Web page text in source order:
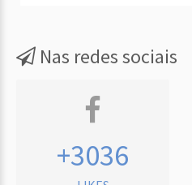
Nas redes sociais
+3036